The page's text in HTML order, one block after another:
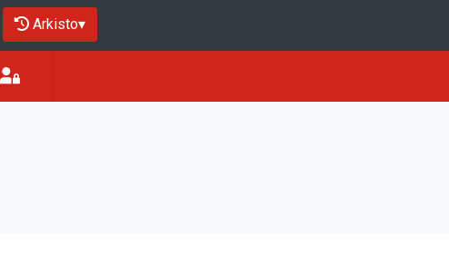
Arkisto▾